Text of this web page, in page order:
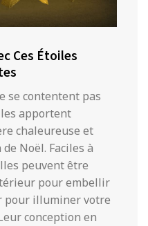
Ces Étoiles
se contentent pas
apportent
chaleureuse et
Noël. Faciles à
peuvent être
pour embellir
pour illuminer votre
conception en